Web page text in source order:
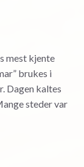
mest kjente
brukes i
Dagen kaltes
steder var